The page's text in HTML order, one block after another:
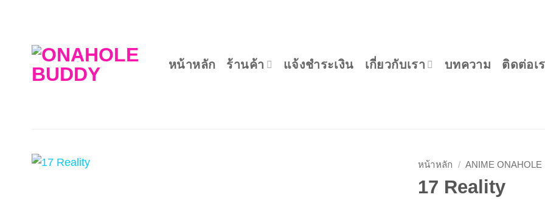
หน้าหลัก ร้านค้า แจ้งชำระเงิน เกี่ยวกับเรา บทความ ติดต่อเ
หน้าหลัก / ANIME ONAHOLE
17 Reality